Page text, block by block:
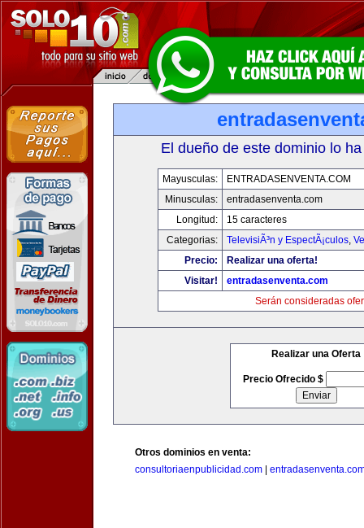
El dueño de este dominio lo
Mayusculas:
ENTRADASENVENTA.COM
Minusculas:
entradasenventa.com
Longitud:
15 caracteres
Categorias:
TelevisiÃ³n y EspectÃ¡culos,
Precio:
Realizar una oferta!
Visitar!
entradasenventa.com
Serán consideradas
Realizar una Oferta
Precio Ofrecido $
Otros dominios en venta:
consultoriaenpublicidad.com